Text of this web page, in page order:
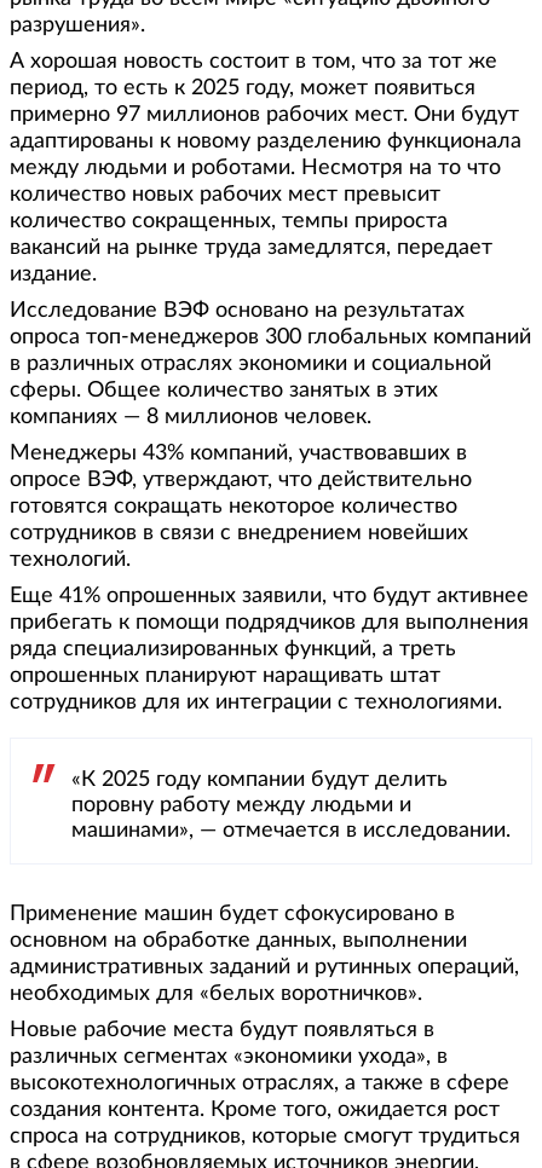
разрушения».
А хорошая новость состоит в том, что за тот же
период, то есть к 2025 году, может появиться
примерно 97 миллионов рабочих мест. Они будут
адаптированы к новому разделению функционала
между людьми и роботами. Несмотря на то что
количество новых рабочих мест превысит
количество сокращенных, темпы прироста
вакансий на рынке труда замедлятся, передает
издание.
Исследование ВЭФ основано на результатах
опроса топ-менеджеров 300 глобальных компаний
в различных отраслях экономики и социальной
сферы. Общее количество занятых в этих
компаниях — 8 миллионов человек.
Менеджеры 43% компаний, участвовавших в
опросе ВЭФ, утверждают, что действительно
готовятся сокращать некоторое количество
сотрудников в связи с внедрением новейших
технологий.
Еще 41% опрошенных заявили, что будут активнее
прибегать к помощи подрядчиков для выполнения
ряда специализированных функций, а треть
опрошенных планируют наращивать штат
сотрудников для их интеграции с технологиями.
«К 2025 году компании будут делить
поровну работу между людьми и
машинами», — отмечается в исследовании.
Применение машин будет сфокусировано в
основном на обработке данных, выполнении
административных заданий и рутинных операций,
необходимых для «белых воротничков».
Новые рабочие места будут появляться в
различных сегментах «экономики ухода», в
высокотехнологичных отраслях, а также в сфере
создания контента. Кроме того, ожидается рост
спроса на сотрудников, которые смогут трудиться